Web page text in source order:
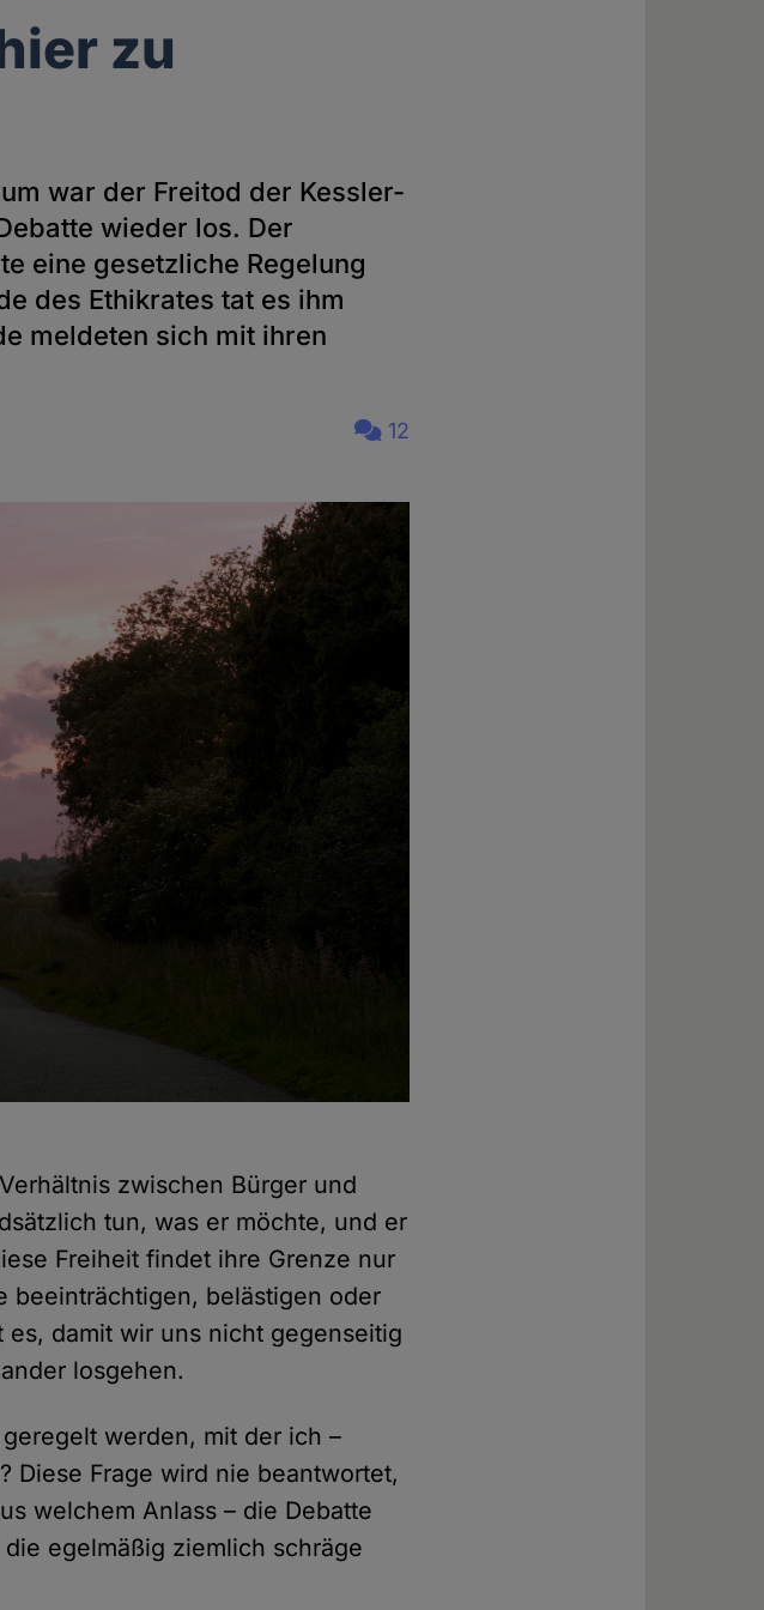
zu
war der Freitod der Kessler-
wieder los. Der
eine gesetzliche Regelung
des Ethikrates tat es ihm
meldeten sich mit ihren
12
zwischen Bürger und
tun, was er möchte, und er
Freiheit findet ihre Grenze nur
beeinträchtigen, belästigen oder
damit wir uns nicht gegenseitig
losgehen.
werden, mit der ich –
Diese Frage wird nie beantwortet,
welchem Anlass – die Debatte
egelmäßig ziemlich schräge